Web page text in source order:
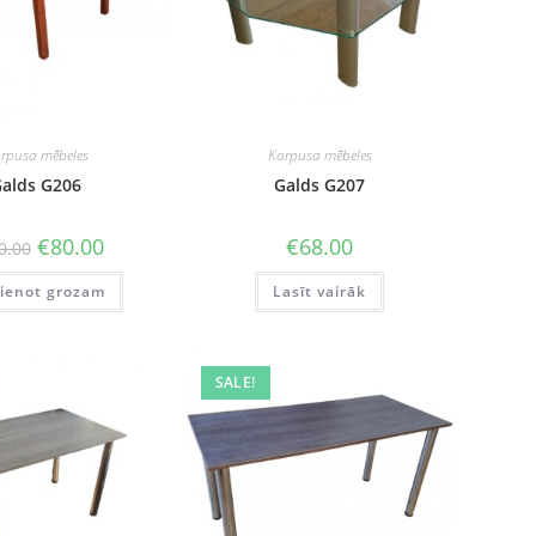
mēbeles
G206
Original
price
was:
€100.00.
€80.00Current
price
is:
€80.00.
grozam
Korpusa mēbeles
Galds G207
€68.00
Lasīt vairāk
SALE!